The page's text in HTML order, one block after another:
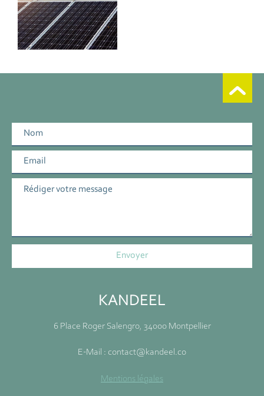
KANDEEL
6 Place Roger Salengro, 34000 Montpellier
E-Mail : contact@kandeel.co
Mentions légales